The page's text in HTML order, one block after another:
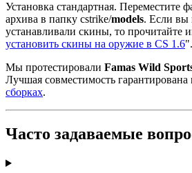
Установка стандартная. Переместите
архива в папку cstrike/models. Если вы
устанавливали скины, то прочитайте
установить скины на оружие в CS 1.6".
Мы протестировали Famas Wild
Лучшая совместимость
сборках.
Часто задаваемые